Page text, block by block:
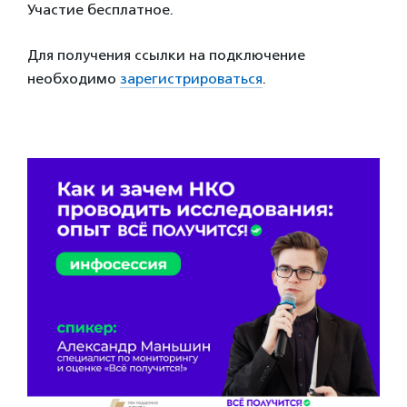
Участие бесплатное.
Для получения ссылки на подключение
необходимо зарегистрироваться.